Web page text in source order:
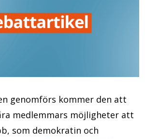
genomförs kommer den att
medlemmars möjligheter att
som demokratin och